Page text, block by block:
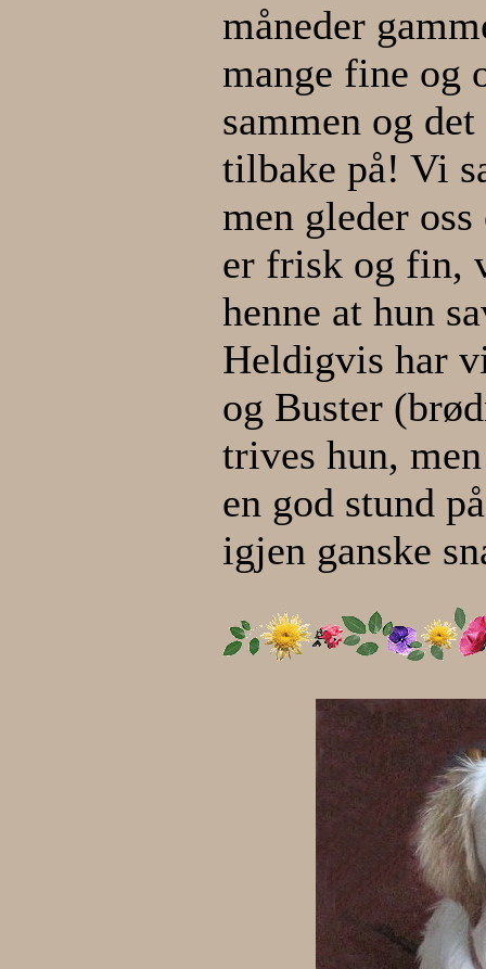
måneder
mange fine og
sammen og
tilbake på! Vi
men gleder
er frisk og fin,
henne at hun
Heldigvis har
og Buster
trives hun,
en god stund
igjen ganske